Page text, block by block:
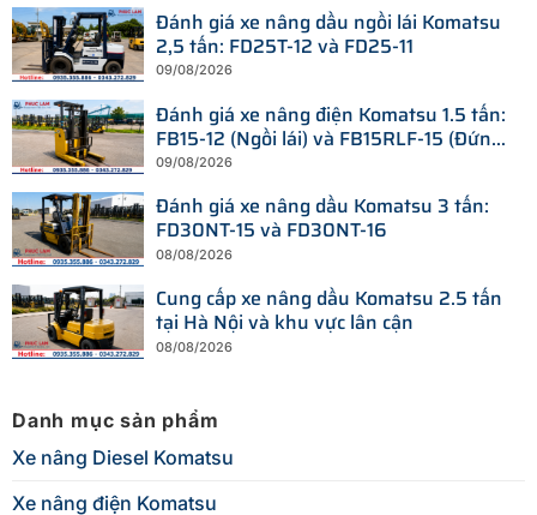
Đánh giá xe nâng dầu ngồi lái Komatsu
2,5 tấn: FD25T-12 và FD25-11
09/08/2026
Đánh giá xe nâng điện Komatsu 1.5 tấn:
FB15-12 (Ngồi lái) và FB15RLF-15 (Đứng
lái)
09/08/2026
Đánh giá xe nâng dầu Komatsu 3 tấn:
FD30NT-15 và FD30NT-16
08/08/2026
Cung cấp xe nâng dầu Komatsu 2.5 tấn
tại Hà Nội và khu vực lân cận
08/08/2026
Danh mục sản phẩm
Xe nâng Diesel Komatsu
Xe nâng điện Komatsu